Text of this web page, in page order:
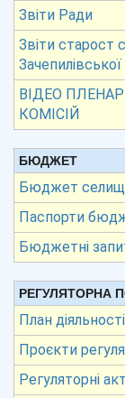
Звіти Ради
Звіти старост
ВІДЕО
КОМІСІЙ
БЮДЖЕТ
Бюджет
Паспорти
Бюджетні
РЕГУЛЯТОРНА
План діяльності
Проєкти
Регуляторні